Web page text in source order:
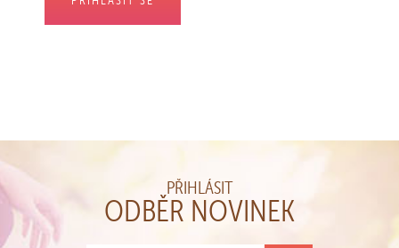
PŘIHLÁSIT
ODBĚR NOVINEK